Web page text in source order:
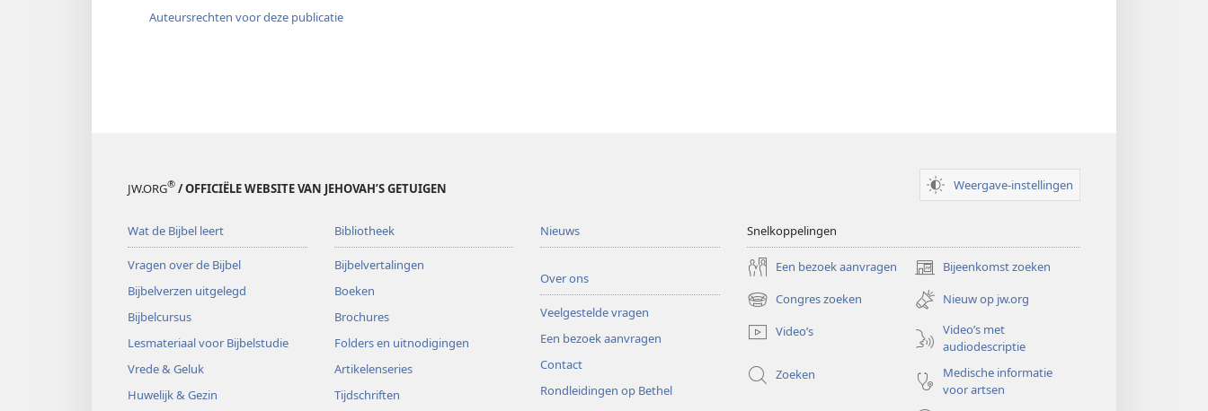
Auteursrechten voor deze publicatie
JW.ORG® / OFFICIËLE WEBSITE VAN JEHOVAH’S GETUIGEN Weergave-instellingen
Wat de Bijbel leert
Vragen over de Bijbel
Bijbelverzen uitgelegd
Bijbelcursus
Lesmateriaal voor Bijbelstudie
Vrede & Geluk
Huwelijk & Gezin
Bibliotheek
Bijbelvertalingen
Boeken
Brochures
Folders en uitnodigingen
Artikelenseries
Tijdschriften
Nieuws
Over ons
Veelgestelde vragen
Een bezoek aanvragen
Contact
Rondleidingen op Bethel
Snelkoppelingen
Een bezoek aanvragen Bijeenkomst zoeken
(opent
nieuw
venster)
Congres zoeken
(opent
nieuw
venster)
Nieuw op jw.org
Video’s
Video’s met
audiodescriptie
Zoeken
Medische informatie
voor artsen